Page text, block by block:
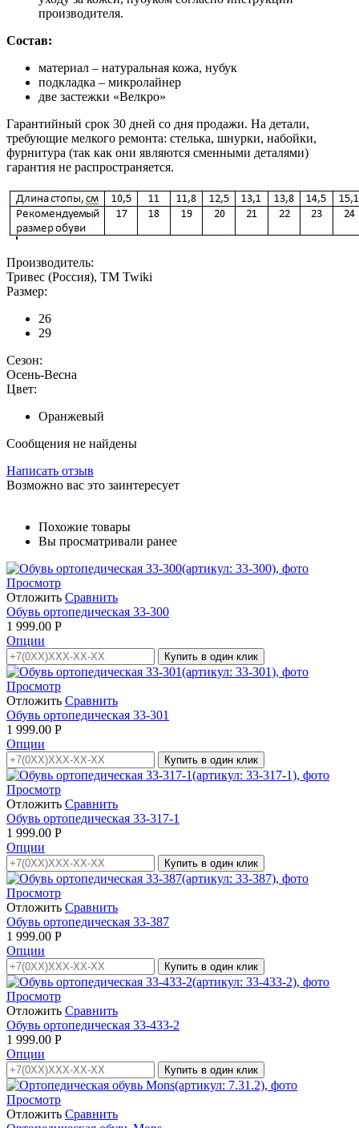
производителя.
Состав:
материал – натуральная кожа, нубук
подкладка – микролайнер
две застежки «Велкро»
Гарантийный срок 30 дней со дня продажи. На детали,
требующие мелкого ремонта: стелька, шнурки, набойки,
фурнитура (так как они являются сменными деталями)
гарантия не распространяется.
Производитель:
Тривес (Россия), ТМ Twiki
Размер:
26
29
Сезон:
Осень-Весна
Цвет:
Оранжевый
Сообщения не найдены
Написать отзыв
Возможно вас это заинтересует
Похожие товары
Вы просматривали ранее
Просмотр
Отложить Сравнить
Обувь ортопедическая 33-300
1 999.00 Р
Опции
Купить в один клик
Просмотр
Отложить Сравнить
Обувь ортопедическая 33-301
1 999.00 Р
Опции
Купить в один клик
Просмотр
Отложить Сравнить
Обувь ортопедическая 33-317-1
1 999.00 Р
Опции
Купить в один клик
Просмотр
Отложить Сравнить
Обувь ортопедическая 33-387
1 999.00 Р
Опции
Купить в один клик
Просмотр
Отложить Сравнить
Обувь ортопедическая 33-433-2
1 999.00 Р
Опции
Купить в один клик
Просмотр
Отложить Сравнить